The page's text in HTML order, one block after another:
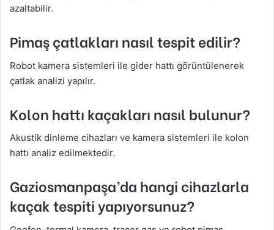
azaltabilir.
Pimaş çatlakları nasıl tespit edilir?
Robot kamera sistemleri ile gider hattı görüntülenerek
çatlak analizi yapılır.
Kolon hattı kaçakları nasıl bulunur?
Akustik dinleme cihazları ve kamera sistemleri ile kolon
hattı analiz edilmektedir.
Gaziosmanpaşa’da hangi cihazlarla
kaçak tespiti yapıyorsunuz?